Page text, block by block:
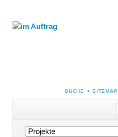
NAVIGATION
ÜBERSPRINGEN
SUCHE SITEMAP
Navigation